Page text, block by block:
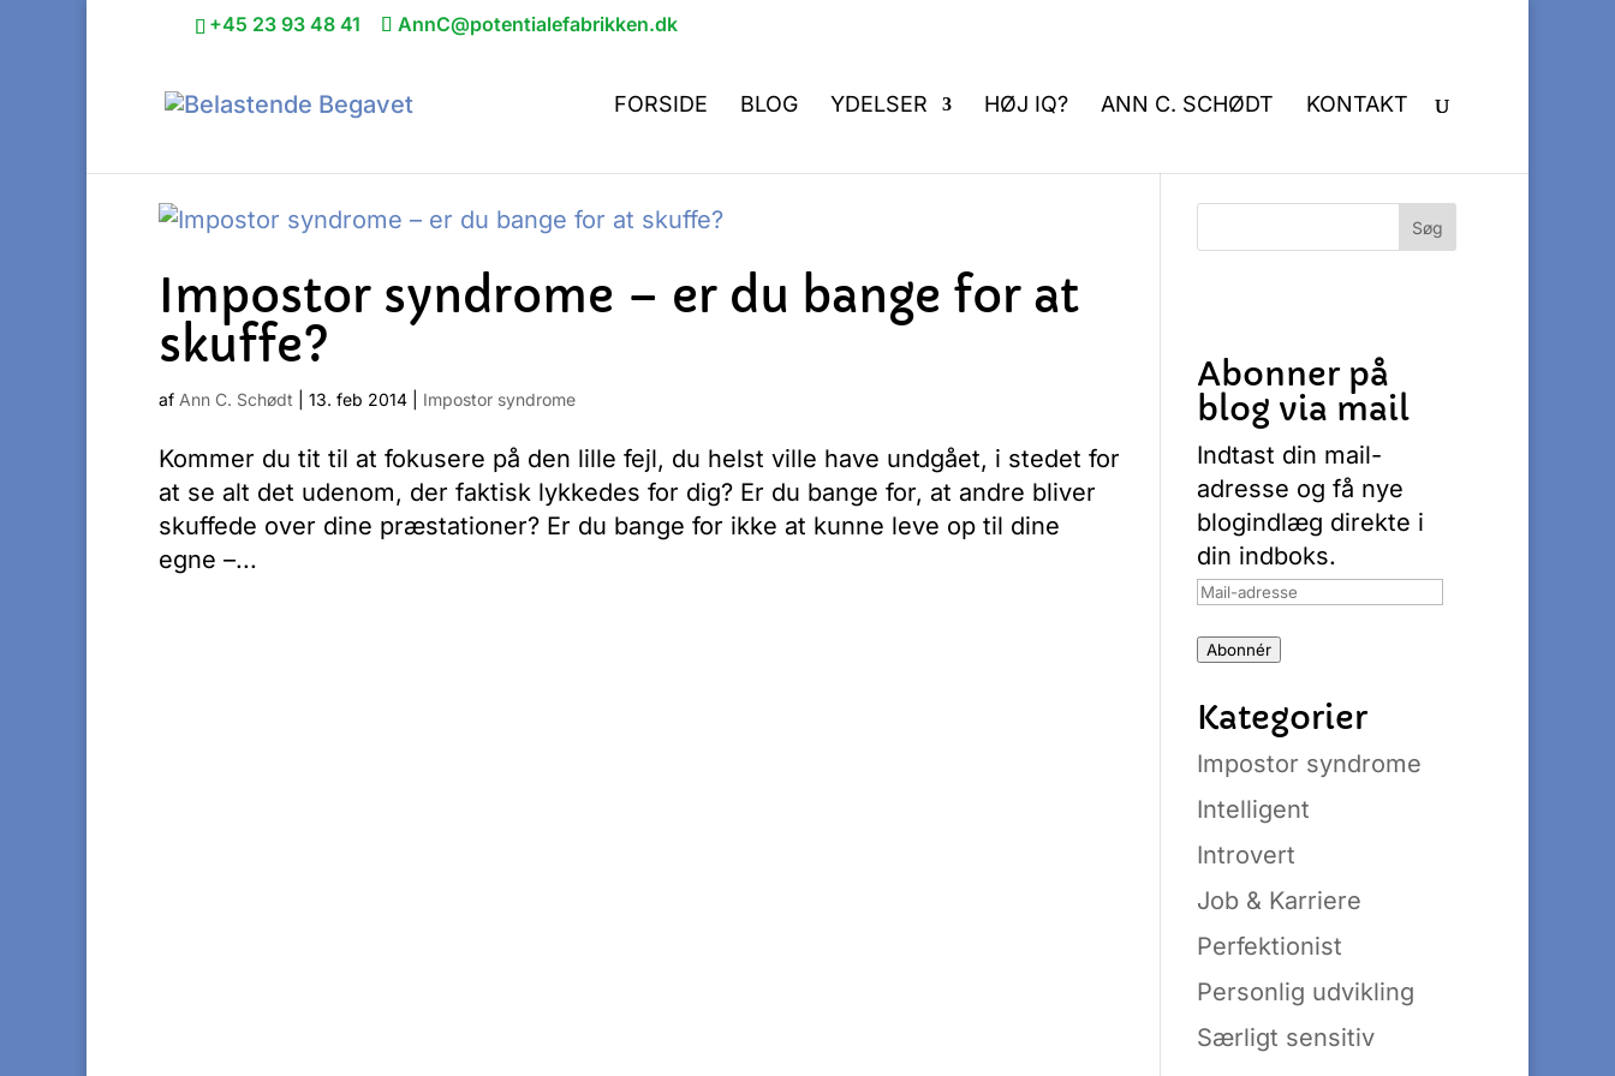
+45 23 93 48 41 AnnC@potentialefabrikken.dk
FORSIDE BLOG YDELSER HØJ IQ? ANN C. SCHØDT KONTAKT
Impostor syndrome – er du bange for at
skuffe?
af Ann C. Schødt 13. feb 2014 Impostor syndrome
Kommer du tit til at fokusere på den lille fejl, du helst ville have undgået, i stedet for
at se alt det udenom, der faktisk lykkedes for dig? Er du bange for, at andre bliver
skuffede over dine præstationer? Er du bange for ikke at kunne leve op til dine
egne –...
Abonner på
blog via mail
Indtast din mail-
adresse og få nye
blogindlæg direkte i
din indboks.
Mail-
Abonnér
Kategorier
Impostor syndrome
Intelligent
Introvert
Job & Karriere
Perfektionist
Personlig udvikling
Særligt sensitiv